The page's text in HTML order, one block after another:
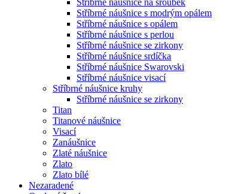
Stříbrné náušnice na šroubek
Stříbrné náušnice s modrým opálem
Stříbrné náušnice s opálem
Stříbrné náušnice s perlou
Stříbrné náušnice se zirkony
Stříbrné náušnice srdíčka
Stříbrné náušnice Swarovski
Stříbrné náušnice visací
Stříbrné náušnice kruhy
Stříbrné náušnice se zirkony
Titan
Titanové náušnice
Visací
Zanáušnice
Zlaté náušnice
Zlato
Zlato bílé
Nezaradené